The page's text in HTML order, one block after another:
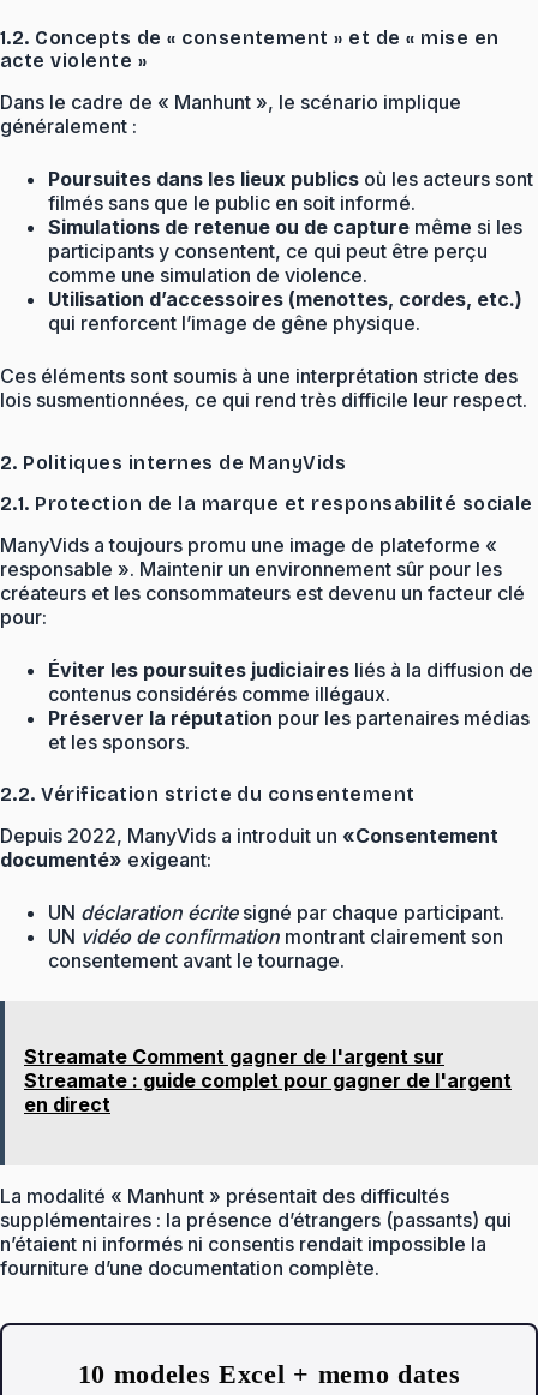
1.2. Concepts de « consentement » et de « mise en
acte violente »
Dans le cadre de « Manhunt », le scénario implique
généralement :
Poursuites dans les lieux publics où les acteurs sont
filmés sans que le public en soit informé.
Simulations de retenue ou de capture même si les
participants y consentent, ce qui peut être perçu
comme une simulation de violence.
Utilisation d’accessoires (menottes, cordes, etc.)
qui renforcent l’image de gêne physique.
Ces éléments sont soumis à une interprétation stricte des
lois susmentionnées, ce qui rend très difficile leur respect.
2. Politiques internes de ManyVids
2.1. Protection de la marque et responsabilité sociale
ManyVids a toujours promu une image de plateforme «
responsable ». Maintenir un environnement sûr pour les
créateurs et les consommateurs est devenu un facteur clé
pour:
Éviter les poursuites judiciaires liés à la diffusion de
contenus considérés comme illégaux.
Préserver la réputation pour les partenaires médias
et les sponsors.
2.2. Vérification stricte du consentement
Depuis 2022, ManyVids a introduit un «Consentement
documenté» exigeant:
UN déclaration écritesigné par chaque participant.
UN vidéo de confirmation montrant clairement son
consentement avant le tournage.
Streamate Comment gagner de l'argent sur
Streamate : guide complet pour gagner de l'argent
en direct
La modalité « Manhunt » présentait des difficultés
supplémentaires : la présence d’étrangers (passants) qui
n’étaient ni informés ni consentis rendait impossible la
fourniture d’une documentation complète.
10 modeles Excel + memo dates